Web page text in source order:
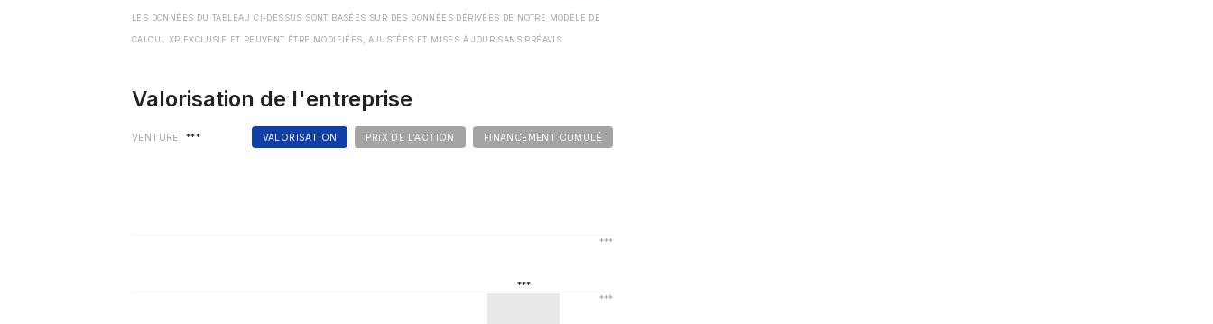
LES DONNÉES DU TABLEAU CI-DESSUS SONT BASÉES SUR DES DONNÉES DÉRIVÉES DE NOTRE MODÈLE DE
CALCUL XP EXCLUSIF ET PEUVENT ÊTRE MODIFIÉES, AJUSTÉES ET MISES À JOUR SANS PRÉAVIS.
Valorisation de l'entreprise
VALORISATION PRIX DE L'ACTION FINANCEMENT CUMULÉ
VENTURE ***